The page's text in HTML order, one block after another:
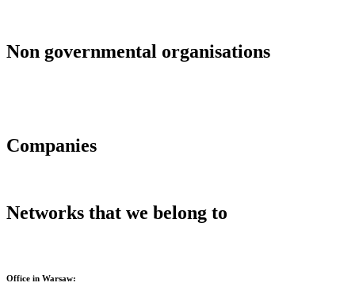
Non governmental organisations
Companies
Networks that we belong to
Office in Warsaw: